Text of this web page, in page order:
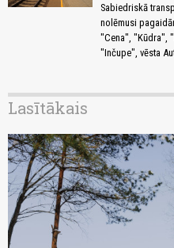
Sabiedriskā
nolēmusi
"Cena", "Kūdra",
"Inčupe", vēsta
Lasītākais